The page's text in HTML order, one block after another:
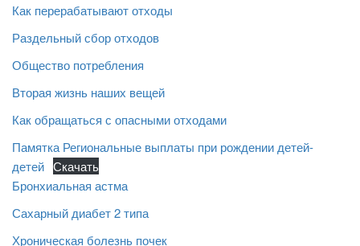
Как перерабатывают отходы
Раздельный сбор отходов
Общество потребления
Вторая жизнь наших вещей
Как обращаться с опасными отходами
Памятка Региональные выплаты при рождении детей-
детей Скачать
Бронхиальная астма
Сахарный диабет 2 типа
Хроническая болезнь почек